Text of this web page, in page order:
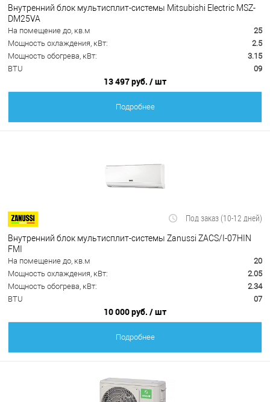
Внутренний блок мультисплит-системы Mitsubishi Electric MSZ-
DM25VA
На помещение до, кв.м
25
Мощность охлаждения, кВт:
2.5
Мощность обогрева, кВт:
3.15
BTU
09
13 497 руб. / шт
Подробнее
Под заказ (10-12 дней)
Внутренний блок мультисплит-системы Zanussi ZACS/I-07HIN
FMI
На помещение до, кв.м
20
Мощность охлаждения, кВт:
2.05
Мощность обогрева, кВт:
2.34
BTU
07
10 000 руб. / шт
Подробнее